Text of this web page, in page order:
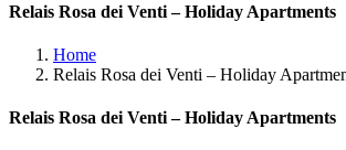
Relais Rosa dei Venti – Holiday Apartments
Home
Relais Rosa dei Venti – Holiday
Relais Rosa dei Venti – Holiday Apartments